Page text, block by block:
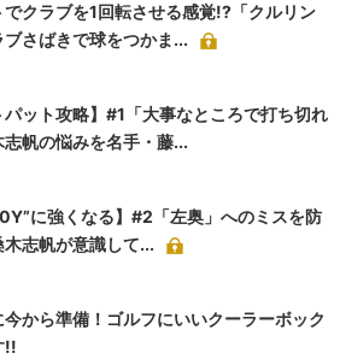
でクラブを1回転させる感覚!?「クルリン
さばきで球をつかま...
パット攻略】#1「大事なところで打ち切れ
帆の悩みを名手・藤...
に強くなる】#2「左奥」へのミスを防
木志帆が意識して...
から準備！ゴルフにいいクーラーボック
!!